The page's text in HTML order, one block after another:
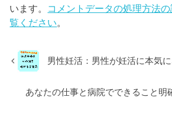
います。 コメントデータの処理方法
覧ください。
男性妊活：男性が妊活に本気
あなたの仕事と病院でできること明